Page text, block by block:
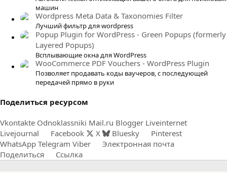
машин
Wordpress Meta Data & Taxonomies Filter
Лучший фильтр для wordpress
Popup Plugin for WordPress - Green Popups (formerly
Layered Popups)
Всплывающие окна для WordPress
WooCommerce PDF Vouchers - WordPress Plugin
Позволяет продавать коды ваучеров, с последующей
передачей прямо в руки
Поделиться ресурсом
Vkontakte Odnoklassniki Mail.ru Blogger Liveinternet
Livejournal
Facebook X Bluesky
Pinterest
WhatsApp Telegram Viber
Электронная почта
Поделиться
Ссылка